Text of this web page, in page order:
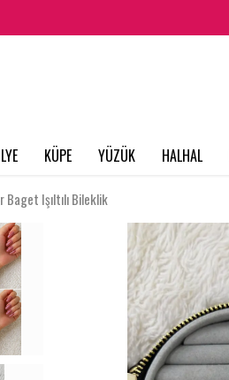
KÜPE YÜZÜK HALHAL
Baget Işıltılı Bileklik